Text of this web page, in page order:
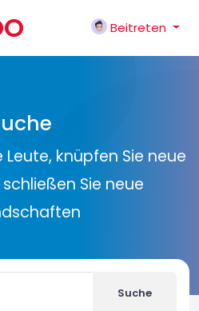
Beitreten
knüpfen Sie neue
Sie neue
Suche